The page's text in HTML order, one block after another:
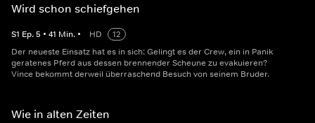
Wird schon schiefgehen
S1 Ep.5 • 41 Min. • HD
12
Der neueste Einsatz hat es in sich: Gelingt es der Crew, ein in Panik
geratenes Pferd aus dessen brennender Scheune zu evakuieren?
Vince bekommt derweil überraschend Besuch von seinem Bruder.
Wie in alten Zeiten